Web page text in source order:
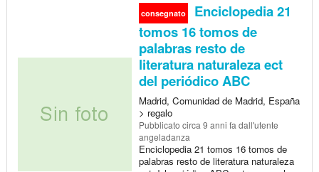
consegnato
Enciclopedia 21
tomos 16 tomos de
palabras resto de
literatura naturaleza ect
del periódico ABC
Madrid, Comunidad de Madrid, España
> regalo
Pubblicato circa 9 anni fa dall'utente
angeladanza
Enciclopedia 21 tomos 16 tomos de
palabras resto de literatura naturaleza